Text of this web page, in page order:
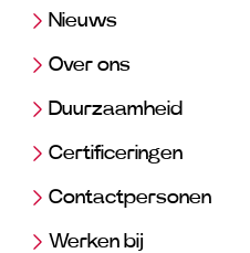
Nieuws
Over ons
Duurzaamheid
Certificeringen
Contactpersonen
Werken bij